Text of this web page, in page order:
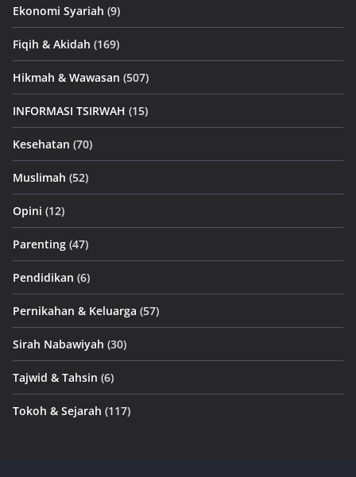
Ekonomi Syariah (9)
Fiqih & Akidah (169)
Hikmah & Wawasan (507)
INFORMASI TSIRWAH (15)
Kesehatan (70)
Muslimah (52)
Opini (12)
Parenting (47)
Pendidikan (6)
Pernikahan & Keluarga (57)
Sirah Nabawiyah (30)
Tajwid & Tahsin (6)
Tokoh & Sejarah (117)